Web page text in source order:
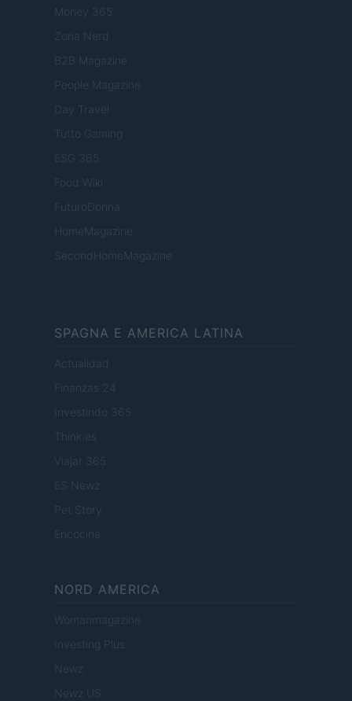
Money 365
Zona Nerd
B2B Magazine
People Magazine
Day Travel
Tutto Gaming
ESG 365
Food Wiki
FuturoDonna
HomeMagazine
SecondHomeMagazine
SPAGNA E AMERICA LATINA
Actualidad
Finanzas 24
Investindo 365
Think.es
Viajar 365
ES Newz
Pet Story
Encocina
NORD AMERICA
Womanmagazine
Investing Plus
Newz
Newz US